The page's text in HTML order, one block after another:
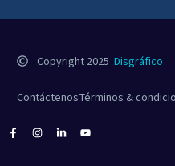
Copyright 2025 Disgráfico
ContáctenosTérminos &